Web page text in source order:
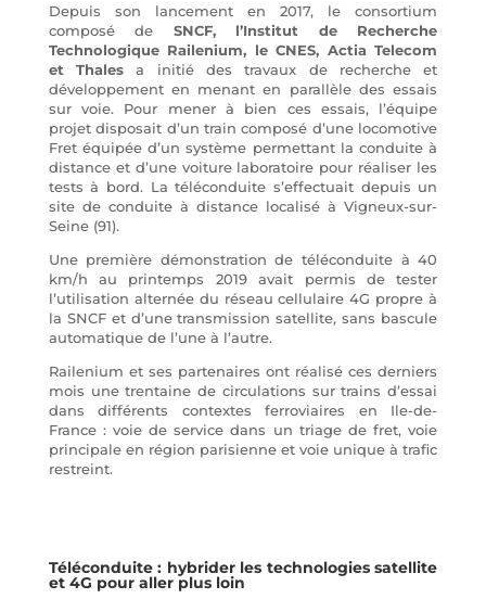
Depuis son lancement en 2017, le consortium
composé de SNCF, l’Institut de Recherche
Technologique Railenium, le CNES, Actia Telecom
et Thales a initié des travaux de recherche et
développement en menant en parallèle des essais
sur voie. Pour mener à bien ces essais, l’équipe
projet disposait d’un train composé d’une locomotive
Fret équipée d’un système permettant la conduite à
distance et d’une voiture laboratoire pour réaliser les
tests à bord. La téléconduite s’effectuait depuis un
site de conduite à distance localisé à Vigneux-sur-
Seine (91).
Une première démonstration de téléconduite à 40
km/h au printemps 2019 avait permis de tester
l’utilisation alternée du réseau cellulaire 4G propre à
la SNCF et d’une transmission satellite, sans bascule
automatique de l’une à l’autre.
Railenium et ses partenaires ont réalisé ces derniers
mois une trentaine de circulations sur trains d’essai
dans différents contextes ferroviaires en Ile-de-
France : voie de service dans un triage de fret, voie
principale en région parisienne et voie unique à trafic
restreint.
Téléconduite : hybrider les technologies satellite
et 4G pour aller plus loin